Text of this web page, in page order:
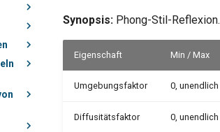
Synopsis: Phong-Stil-Reflexion.
Eigenschaft Min / Max
Umgebungsfaktor 0, unendlich
Diffusitätsfaktor 0, unendlich